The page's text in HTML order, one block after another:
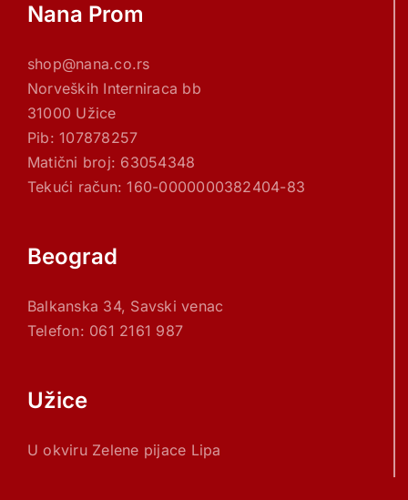
Nana Prom
shop@nana.co.rs
Norveških Interniraca bb
31000 Užice
Pib: 107878257
Matični broj: 63054348
Tekući račun: 160-0000000382404-83
Beograd
Balkanska 34, Savski venac
Telefon: 061 2161 987
Užice
U okviru Zelene pijace Lipa